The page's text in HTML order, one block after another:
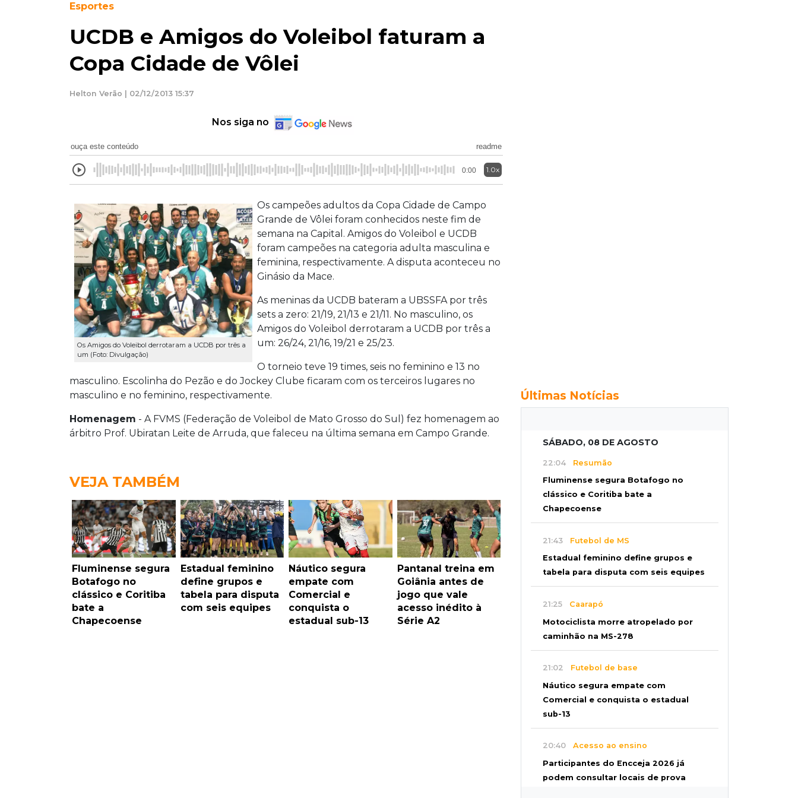
Esportes
UCDB e Amigos do Voleibol faturam a
Copa Cidade de Vôlei
Helton Verão | 02/12/2013 15:37
Nos siga no
ouça este conteúdo readme
0:00 1.0x
Os Amigos do Voleibol derrotaram a UCDB por três a
um (Foto: Divulgação)
Os campeões adultos da Copa Cidade de Campo
Grande de Vôlei foram conhecidos neste fim de
semana na Capital. Amigos do Voleibol e UCDB
foram campeões na categoria adulta masculina e
feminina, respectivamente. A disputa aconteceu no
Ginásio da Mace.
As meninas da UCDB bateram a UBSSFA por três
sets a zero: 21/19, 21/13 e 21/11. No masculino, os
Amigos do Voleibol derrotaram a UCDB por três a
um: 26/24, 21/16, 19/21 e 25/23.
O torneio teve 19 times, seis no feminino e 13 no
masculino. Escolinha do Pezão e do Jockey Clube ficaram com os terceiros lugares no
masculino e no feminino, respectivamente.
Homenagem - A FVMS (Federação de Voleibol de Mato Grosso do Sul) fez homenagem ao
árbitro Prof. Ubiratan Leite de Arruda, que faleceu na última semana em Campo Grande.
VEJA TAMBÉM
Fluminense segura
Botafogo no
clássico e Coritiba
bate a
Chapecoense
Estadual feminino
define grupos e
tabela para disputa
com seis equipes
Náutico segura
empate com
Comercial e
conquista o
estadual sub-13
Pantanal treina em
Goiânia antes de
jogo que vale
acesso inédito à
Série A2
Últimas Notícias
SÁBADO, 08 DE AGOSTO
22:04 Resumão
Fluminense segura Botafogo no
clássico e Coritiba bate a
Chapecoense
21:43 Futebol de MS
Estadual feminino define grupos e
tabela para disputa com seis equipes
21:25 Caarapó
Motociclista morre atropelado por
caminhão na MS-278
21:02 Futebol de base
Náutico segura empate com
Comercial e conquista o estadual
sub-13
20:40 Acesso ao ensino
Participantes do Encceja 2026 já
podem consultar locais de prova